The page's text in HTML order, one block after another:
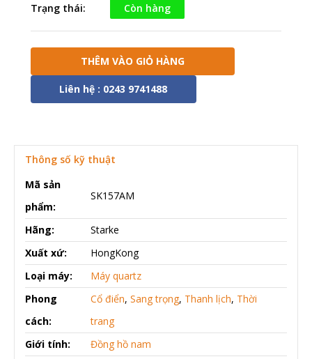
Trạng thái:
Còn hàng
THÊM VÀO GIỎ HÀNG
Liên hệ : 0243 9741488
Thông số kỹ thuật
Mã sản
phẩm:
SK157AM
Hãng:
Starke
Xuất xứ:
HongKong
Loại máy:
Máy quartz
Phong
cách:
Cổ điển, Sang trọng, Thanh lịch, Thời
trang
Giới tính:
Đồng hồ nam